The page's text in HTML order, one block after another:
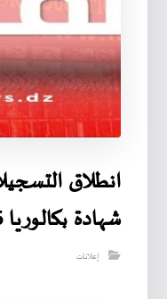
انطلاق
شهادة بكالوريا 2026
إعلانات